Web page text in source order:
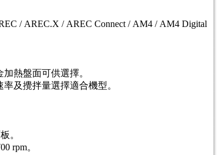
/ AREC.X / AREC Connect / AM4 / AM4 Digital
熱盤面可供選擇。
及攪拌量選擇適合機型。
。
rpm。